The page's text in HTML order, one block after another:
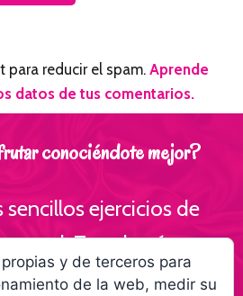
para reducir el spam.Aprende
datos de tus comentarios.
conociéndote mejor?
sencillos ejercicios de
¡Te volverás
para ti!
y de terceros para
de la web, medir su